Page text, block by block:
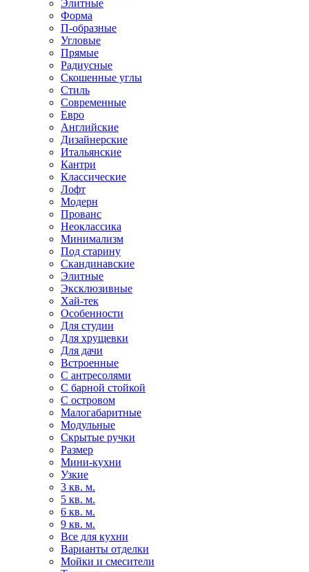
Элитные
Форма
П-образные
Угловые
Прямые
Радиусные
Скошенные углы
Стиль
Современные
Евро
Английские
Дизайнерские
Итальянские
Кантри
Классические
Лофт
Модерн
Прованс
Неоклассика
Минимализм
Под старину
Скандинавские
Элитные
Эксклюзивные
Хай-тек
Особенности
Для студии
Для хрущевки
Для дачи
Встроенные
С антресолями
С барной стойкой
С островом
Малогабаритные
Модульные
Скрытые ручки
Размер
Мини-кухни
Узкие
3 кв. м.
5 кв. м.
6 кв. м.
9 кв. м.
Все для кухни
Варианты отделки
Мойки и смесители